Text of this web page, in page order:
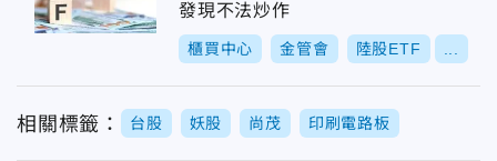
發現不法炒作
櫃買中心 金管會 陸股ETF
相關標籤： 台股 妖股 尚茂 印刷電路板